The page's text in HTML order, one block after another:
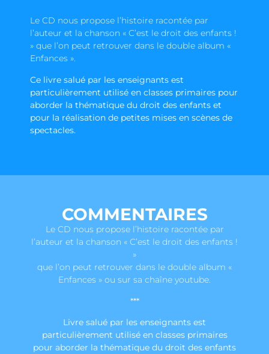
Le CD nous propose l’histoire racontée par
l’auteur et la chanson « C’est le droit des enfants !
» que l’on peut retrouver dans le double album «
Enfances ».
Ce livre salué par les enseignants est
particulièrement utilisé en classes primaires pour
aborder la thématique du droit des enfants et
pour la réalisation de petites mises en scènes de
spectacles.
COMMENTAIRES
Le CD nous propose l’histoire racontée par
l’auteur et la chanson « C’est le droit des enfants !
»
que l’on peut retrouver dans le double album «
Enfances » ou sur sa chaîne youtube.
***
Livre salué par les enseignants est
particulièrement utilisé en classes primaires
pour aborder la thématique du droit des enfants